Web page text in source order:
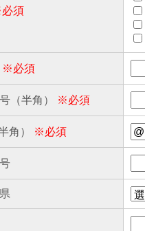
須
※必須
（半角） ※必須
角） ※必須